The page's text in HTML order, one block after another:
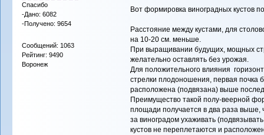
Спасибо
-Дано: 6082
-Получено: 9654
Сообщений: 1063
Рейтинг: 9490
Воронеж
Вот формировка виноградных кустов
Расстояние между кустами, для
на 10-20 см. меньше.
При выращивании будущих, мощных
желательно оставлять без урожая.
Для положительного влияния
стрелки плодоношения, первая
расположена (подвязана) выше
Преимущество такой полу-веерной
площади получается в два раза
за виноградом ухаживать
кустов не переплетаются и